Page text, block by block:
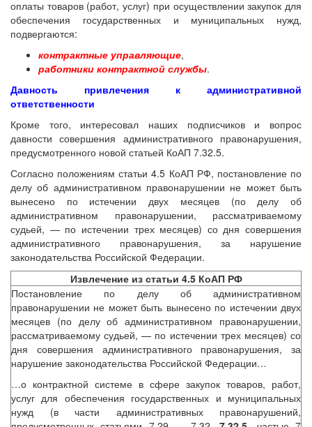
оплаты товаров (работ, услуг) при осуществлении закупок для
обеспечения государственных и муниципальных нужд,
подвергаются:
контрактные управляющие,
работники контрактной службы.
Давность привлечения к административной
ответственности
Кроме того, интересовал наших подписчиков и вопрос
давности совершения административного правонарушения,
предусмотренного новой статьей КоАП 7.32.5.
Согласно положениям статьи 4.5 КоАП РФ, постановление по
делу об административном правонарушении не может быть
вынесено по истечении двух месяцев (по делу об
административном правонарушении, рассматриваемому
судьей, — по истечении трех месяцев) со дня совершения
административного правонарушения, за нарушение
законодательства Российской Федерации.
Извлечение из статьи 4.5 КоАП РФ
Постановление по делу об административном
правонарушении не может быть вынесено по истечении двух
месяцев (по делу об административном правонарушении,
рассматриваемому судьей, — по истечении трех месяцев) со
дня совершения административного правонарушения, за
нарушение законодательства Российской Федерации…
…о контрактной системе в сфере закупок товаров, работ,
услуг для обеспечения государственных и муниципальных
нужд (в части административных правонарушений,